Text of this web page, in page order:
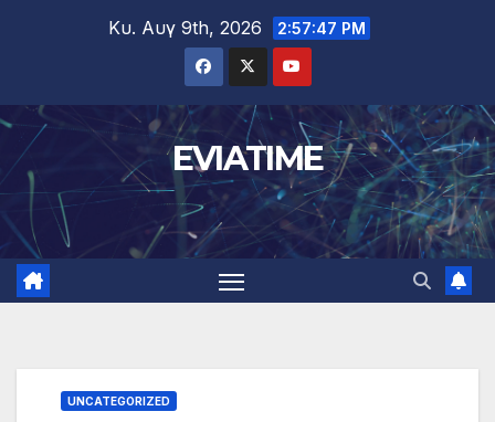
Κυ. Αυγ 9th, 2026 2:57:48 PM
EVIATIME
UNCATEGORIZED